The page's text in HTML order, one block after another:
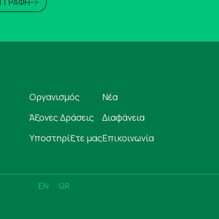
Οργανισμός
Άξονες Δράσεις
Υποστηρίξτε μας
Νέα
Διαφάνεια
Επικοινωνία
EN GR